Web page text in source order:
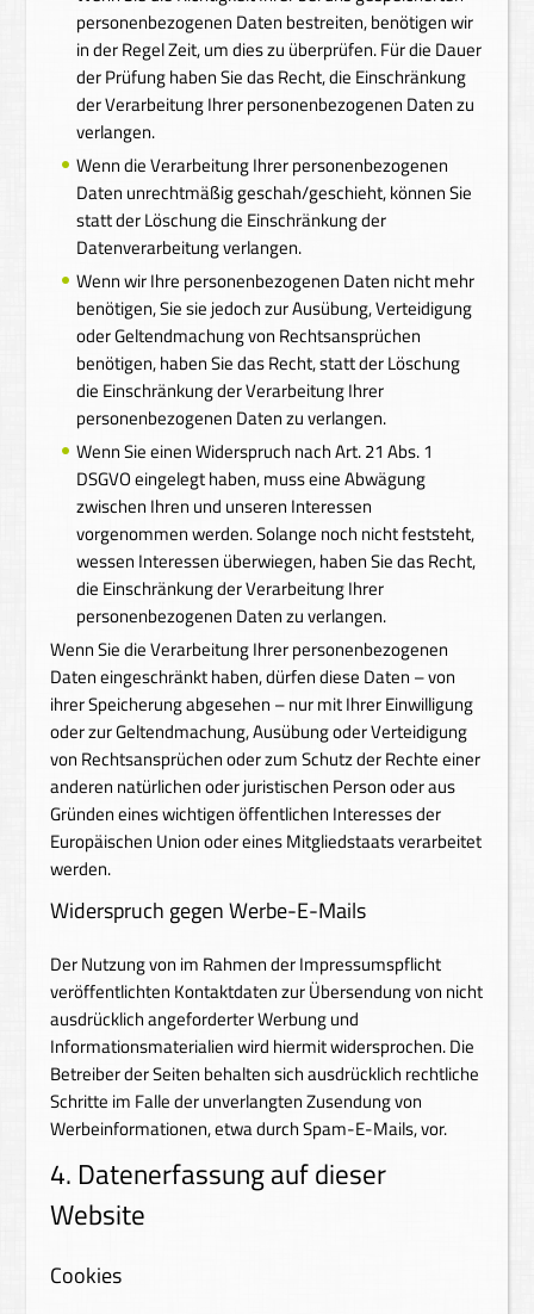
personenbezogenen Daten bestreiten, benötigen wir
in der Regel Zeit, um dies zu überprüfen. Für die Dauer
der Prüfung haben Sie das Recht, die Einschränkung
der Verarbeitung Ihrer personenbezogenen Daten zu
verlangen.
Wenn die Verarbeitung Ihrer personenbezogenen
Daten unrechtmäßig geschah/geschieht, können Sie
statt der Löschung die Einschränkung der
Datenverarbeitung verlangen.
Wenn wir Ihre personenbezogenen Daten nicht mehr
benötigen, Sie sie jedoch zur Ausübung, Verteidigung
oder Geltendmachung von Rechtsansprüchen
benötigen, haben Sie das Recht, statt der Löschung
die Einschränkung der Verarbeitung Ihrer
personenbezogenen Daten zu verlangen.
Wenn Sie einen Widerspruch nach Art. 21 Abs. 1
DSGVO eingelegt haben, muss eine Abwägung
zwischen Ihren und unseren Interessen
vorgenommen werden. Solange noch nicht feststeht,
wessen Interessen überwiegen, haben Sie das Recht,
die Einschränkung der Verarbeitung Ihrer
personenbezogenen Daten zu verlangen.
Wenn Sie die Verarbeitung Ihrer personenbezogenen
Daten eingeschränkt haben, dürfen diese Daten – von
ihrer Speicherung abgesehen – nur mit Ihrer Einwilligung
oder zur Geltendmachung, Ausübung oder Verteidigung
von Rechtsansprüchen oder zum Schutz der Rechte einer
anderen natürlichen oder juristischen Person oder aus
Gründen eines wichtigen öffentlichen Interesses der
Europäischen Union oder eines Mitgliedstaats verarbeitet
werden.
Widerspruch gegen Werbe-E-Mails
Der Nutzung von im Rahmen der Impressumspflicht
veröffentlichten Kontaktdaten zur Übersendung von nicht
ausdrücklich angeforderter Werbung und
Informationsmaterialien wird hiermit widersprochen. Die
Betreiber der Seiten behalten sich ausdrücklich rechtliche
Schritte im Falle der unverlangten Zusendung von
Werbeinformationen, etwa durch Spam-E-Mails, vor.
4. Datenerfassung auf dieser
Website
Cookies